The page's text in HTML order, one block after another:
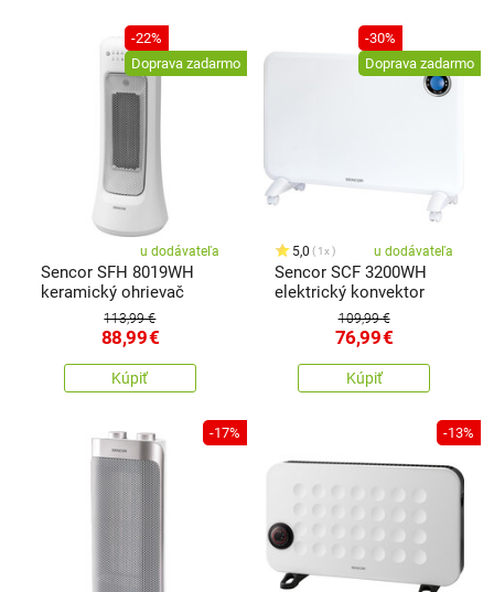
-22%
Doprava zadarmo
u dodávateľa
Sencor SFH 8019WH
keramický ohrievač
113,99 €
88,99€
Kúpiť
-30%
Doprava zadarmo
5,0 1x u dodávateľa
Sencor SCF 3200WH
elektrický konvektor
109,99 €
76,99€
Kúpiť
-17% -13%